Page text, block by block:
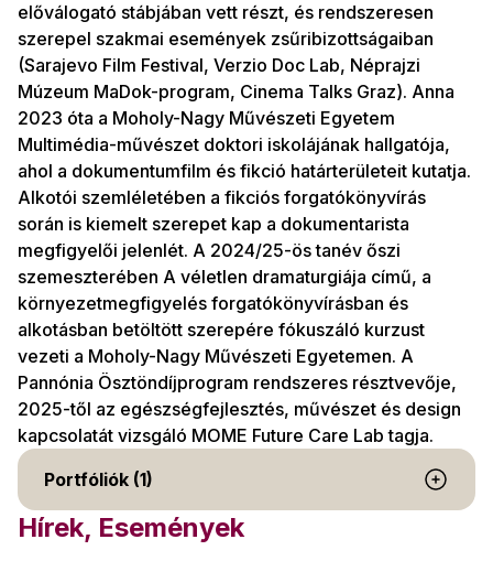
előválogató stábjában vett részt, és rendszeresen
szerepel szakmai események zsűribizottságaiban
(Sarajevo Film Festival, Verzio Doc Lab, Néprajzi
Múzeum MaDok-program, Cinema Talks Graz). Anna
2023 óta a Moholy-Nagy Művészeti Egyetem
Multimédia-művészet doktori iskolájának hallgatója,
ahol a dokumentumfilm és fikció határterületeit kutatja.
Alkotói szemléletében a fikciós forgatókönyvírás
során is kiemelt szerepet kap a dokumentarista
megfigyelői jelenlét. A 2024/25-ös tanév őszi
szemeszterében A véletlen dramaturgiája című, a
környezetmegfigyelés forgatókönyvírásban és
alkotásban betöltött szerepére fókuszáló kurzust
vezeti a Moholy-Nagy Művészeti Egyetemen. A
Pannónia Ösztöndíjprogram rendszeres résztvevője,
2025-től az egészségfejlesztés, művészet és design
kapcsolatát vizsgáló MOME Future Care Lab tagja.
Portfóliók (1)
Hírek, Események